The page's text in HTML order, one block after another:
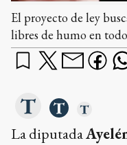
El proyecto de ley
libres de humo en
La diputada